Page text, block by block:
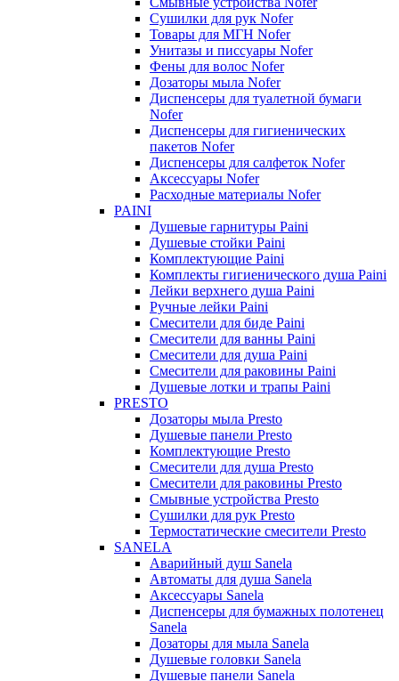
Сушилки для рук Nofer
Товары для МГН Nofer
Унитазы и писсуары Nofer
Фены для волос Nofer
Дозаторы мыла Nofer
Диспенсеры для туалетной бумаги
Nofer
Диспенсеры для гигиенических
пакетов Nofer
Диспенсеры для салфеток Nofer
Аксессуары Nofer
Расходные материалы Nofer
PAINI
Душевые гарнитуры Paini
Душевые стойки Paini
Комплектующие Paini
Комплекты гигиенического душа Paini
Лейки верхнего душа Paini
Ручные лейки Paini
Смесители для биде Paini
Смесители для ванны Paini
Смесители для душа Paini
Смесители для раковины Paini
Душевые лотки и трапы Paini
PRESTO
Дозаторы мыла Presto
Душевые панели Presto
Комплектующие Presto
Смесители для душа Presto
Смесители для раковины Presto
Смывные устройства Presto
Сушилки для рук Presto
Термостатические смесители Presto
SANELA
Аварийный душ Sanela
Автоматы для душа Sanela
Аксессуары Sanela
Диспенсеры для бумажных полотенец
Sanela
Дозаторы для мыла Sanela
Душевые головки Sanela
Душевые панели Sanela